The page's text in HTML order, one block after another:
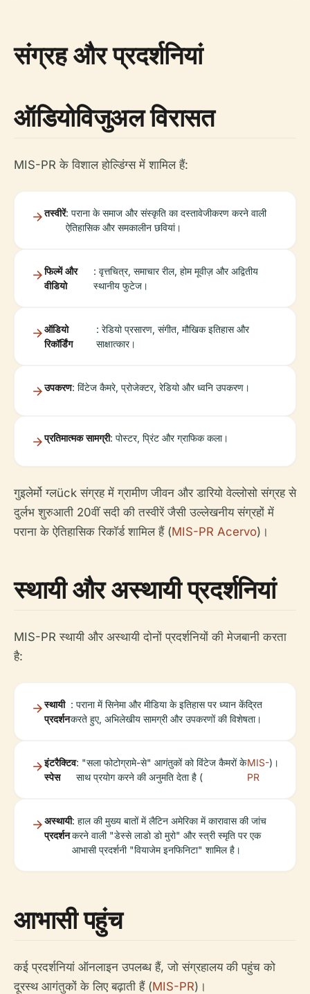
संग्रह और प्रदर्शनियां
ऑडियोविजुअल विरासत
MIS-PR के विशाल होल्डिंग्स में शामिल हैं:
तस्वीरें: पराना के समाज और संस्कृति का दस्तावेजीकरण करने वाली
ऐतिहासिक और समकालीन छवियां।
फिल्में और
वीडियो
: वृत्तचित्र, समाचार रील, होम मूवीज़ और अद्वितीय
स्थानीय फुटेज।
ऑडियो
रिकॉर्डिंग
: रेडियो प्रसारण, संगीत, मौखिक इतिहास और
साक्षात्कार।
उपकरण: विंटेज कैमरे, प्रोजेक्टर, रेडियो और ध्वनि उपकरण।
प्रतिमात्मक सामग्री: पोस्टर, प्रिंट और ग्राफिक कला।
गुइलेर्मो ग्लück संग्रह में ग्रामीण जीवन और डारियो वेल्लोसो संग्रह से
दुर्लभ शुरुआती 20वीं सदी की तस्वीरें जैसी उल्लेखनीय संग्रहों में
पराना के ऐतिहासिक रिकॉर्ड शामिल हैं (MIS-PR Acervo)।
स्थायी और अस्थायी प्रदर्शनियां
MIS-PR स्थायी और अस्थायी दोनों प्रदर्शनियों की मेजबानी करता
है:
स्थायी
प्रदर्शन
: पराना में सिनेमा और मीडिया के इतिहास पर ध्यान केंद्रित
करते हुए, अभिलेखीय सामग्री और उपकरणों की विशेषता।
इंटरैक्टिव
स्पेस
: "सला फोटोग्रामे-से" आगंतुकों को विंटेज कैमरों के
साथ प्रयोग करने की अनुमति देता है (
MIS-
PR
)।
अस्थायी
प्रदर्शन
: हाल की मुख्य बातों में लैटिन अमेरिका में कारावास की जांच
करने वाली "डेस्से लाडो डो मुरो" और स्त्री स्मृति पर एक
आभासी प्रदर्शनी "वियाजेम इनफिनिटा" शामिल है।
आभासी पहुंच
कई प्रदर्शनियां ऑनलाइन उपलब्ध हैं, जो संग्रहालय की पहुंच को
दूरस्थ आगंतुकों के लिए बढ़ाती हैं (MIS-PR)।